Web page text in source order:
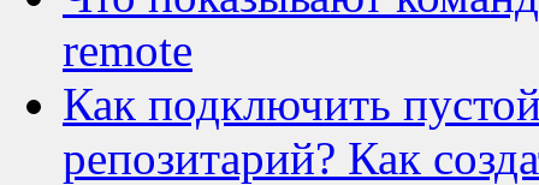
remote
Как подключить
репозитарий? Как